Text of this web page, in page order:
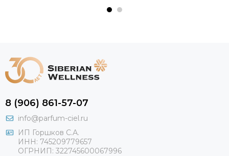
8 (906) 861-57-07
info@parfum-ciel.ru
ИП Горшков С.А.
ИНН: 745209779657
ОГРНИП: 322745600067996